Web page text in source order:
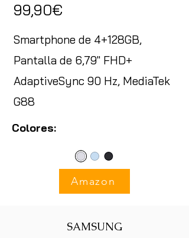
99,90€
Smartphone de 4+128GB,
Pantalla de 6,79" FHD+
AdaptiveSync 90 Hz, MediaTek
G88
Colores:
Amazon
SAMSUNG